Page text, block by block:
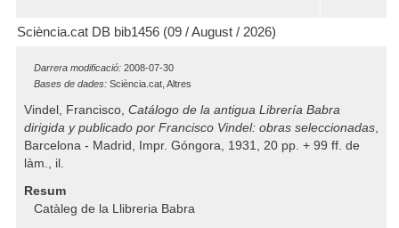
Sciència.cat DB bib1456 (09 / August / 2026)
Darrera modificació: 2008-07-30
Bases de dades: Sciència.cat, Altres
Vindel, Francisco, Catálogo de la antigua Librería Babra
dirigida y publicado por Francisco Vindel: obras seleccionadas,
Barcelona - Madrid, Impr. Góngora, 1931, 20 pp. + 99 ff. de
làm., il.
Resum
Catàleg de la Llibreria Babra